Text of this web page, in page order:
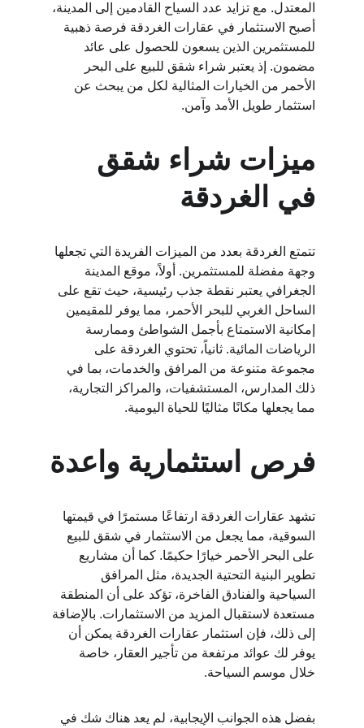
المعتدل. مع تزايد عدد السياح القادمين إلى المدينة،
أصبح الاستثمار في عقارات الغردقة فرصة ذهبية
للمستثمرين الذين يسعون للحصول على عائد
مضمون. إذ يعتبر شراء شقق للبيع على البحر
الأحمر من الخيارات المثالية لكل من يبحث عن
استثمار طويل الأمد وآمن.
ميزات شراء شقق
في الغردقة
تتمتع الغردقة بعدد من الميزات الفريدة التي تجعلها
وجهة مفضلة للمستثمرين. أولاً، موقع المدينة
الجغرافي يعتبر نقطة جذب رئيسية، حيث تقع على
الساحل الغربي للبحر الأحمر، مما يوفر للمقيمين
إمكانية الاستمتاع بأجمل الشواطئ وممارسة
الرياضات المائية. ثانياً، تحتوي الغردقة على
مجموعة متنوعة من المرافق والخدمات، بما في
ذلك المدارس، المستشفيات، والمراكز التجارية،
مما يجعلها مكانًا مثاليًا للحياة اليومية.
فرص استثمارية واعدة
تشهد عقارات الغردقة ارتفاعًا مستمرًا في قيمتها
السوقية، مما يجعل من الاستثمار في شقق للبيع
على البحر الأحمر خيارًا حكيمًا. كما أن مشاريع
تطوير البنية التحتية الجديدة، مثل المرافق
السياحية والفنادق الفاخرة، تؤكد على أن المنطقة
مستعدة لاستقبال المزيد من الاستثمارات. بالإضافة
إلى ذلك، فإن استثمار عقارات الغردقة يمكن أن
يوفر لك عوائد مرتفعة من تأجير العقار، خاصة
خلال موسم السياحة.
بفضل هذه الجوانب الإيجابية، لم يعد هناك شك في